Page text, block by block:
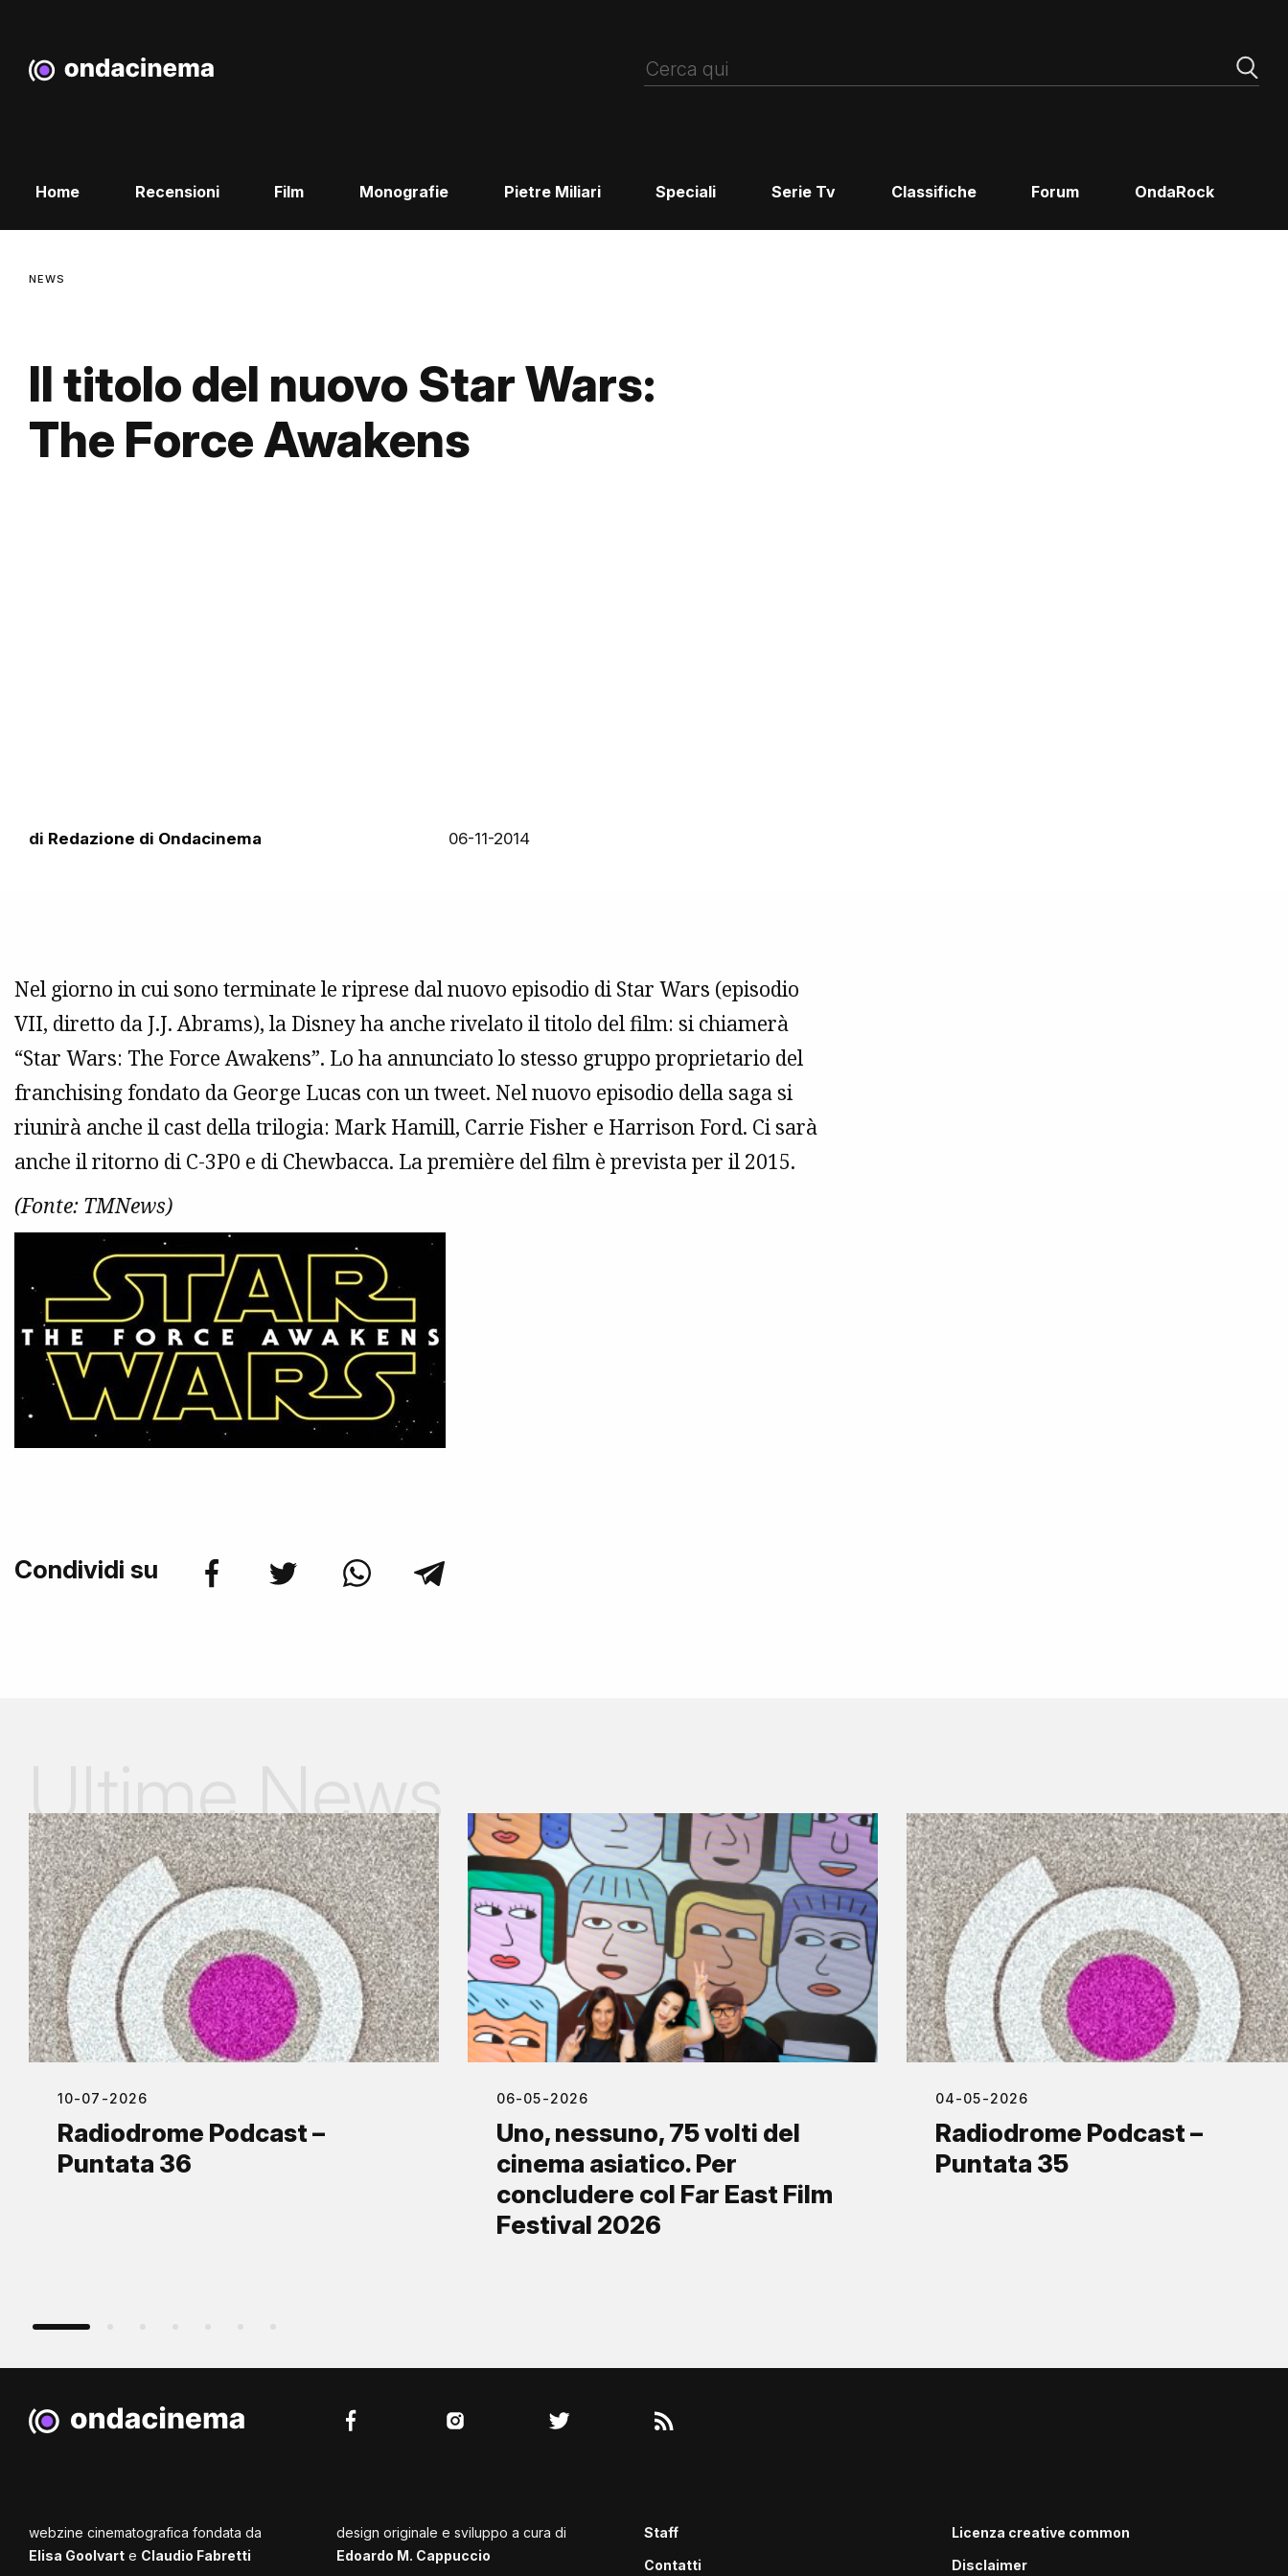
Home Recensioni Film Monografie Pietre Miliari Speciali Serie Tv Classifiche Forum OndaRock
NEWS
Il titolo del nuovo Star Wars:
The Force Awakens
di Redazione di Ondacinema 06-11-2014
Nel giorno in cui sono terminate le riprese dal nuovo episodio di Star Wars (episodio
VII, diretto da J.J. Abrams), la Disney ha anche rivelato il titolo del film: si chiamerà
“Star Wars: The Force Awakens”. Lo ha annunciato lo stesso gruppo proprietario del
franchising fondato da George Lucas con un tweet. Nel nuovo episodio della saga si
riunirà anche il cast della trilogia: Mark Hamill, Carrie Fisher e Harrison Ford. Ci sarà
anche il ritorno di C-3P0 e di Chewbacca. La première del film è prevista per il 2015.
(Fonte: TMNews)
Condividi su
Ultime News
10-07-2026
Radiodrome Podcast –
Puntata 36
06-05-2026
Uno, nessuno, 75 volti del
cinema asiatico. Per
concludere col Far East Film
Festival 2026
04-05-2026
Radiodrome Podcast –
Puntata 35
webzine cinematografica fondata da
Elisa Goolvart e Claudio Fabretti
design originale e sviluppo a cura di
Edoardo M. Cappuccio
Staff
Contatti
Licenza creative common
Disclaimer